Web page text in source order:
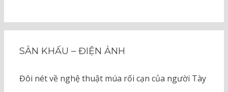
SÂN KHẤU – ĐIỆN ẢNH
Đôi nét về nghệ thuật múa rối cạn của người Tày